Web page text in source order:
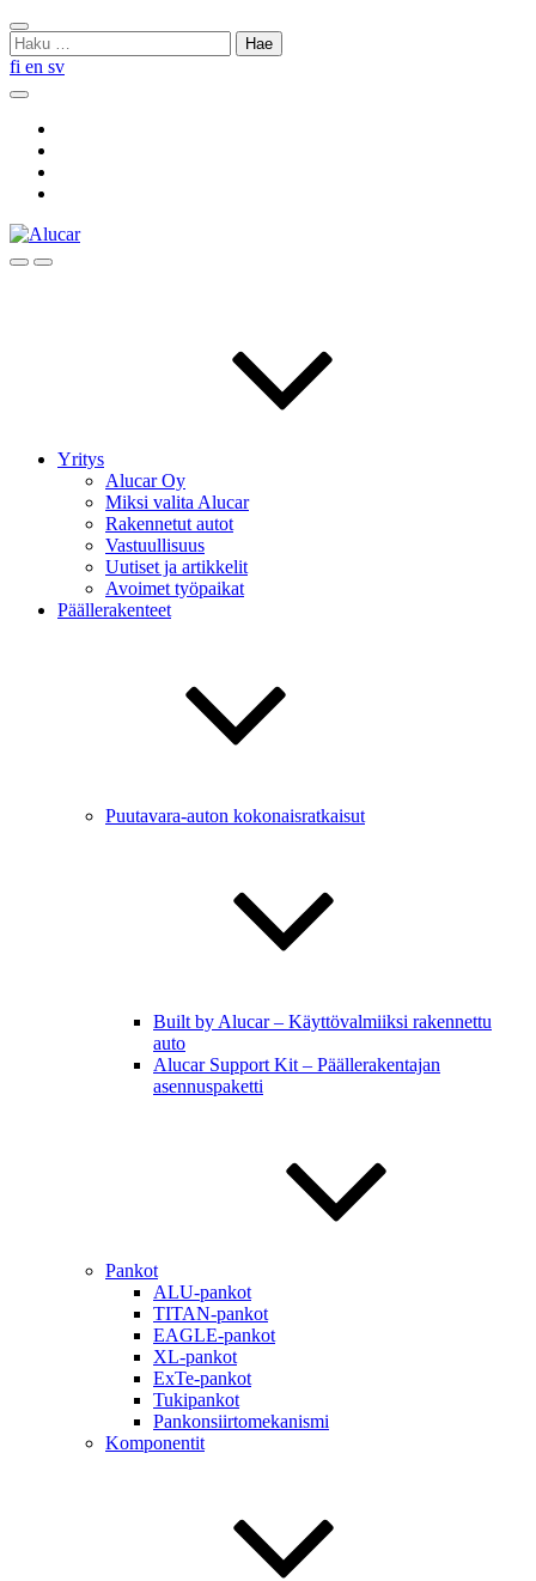
Skip
to
content
Sulje
haku
Haku:
fi en sv
Hae
HaeMenu
Yritys
Alucar Oy
Miksi valita Alucar
Rakennetut autot
Vastuullisuus
Uutiset ja artikkelit
Avoimet työpaikat
Päällerakenteet
Puutavara-auton kokonaisratkaisut
Built by Alucar – Käyttövalmiiksi rakennettu
auto
Alucar Support Kit – Päällerakentajan
asennuspaketti
Pankot
ALU-pankot
TITAN-pankot
EAGLE-pankot
XL-pankot
ExTe-pankot
Tukipankot
Pankonsiirtomekanismi
Komponentit